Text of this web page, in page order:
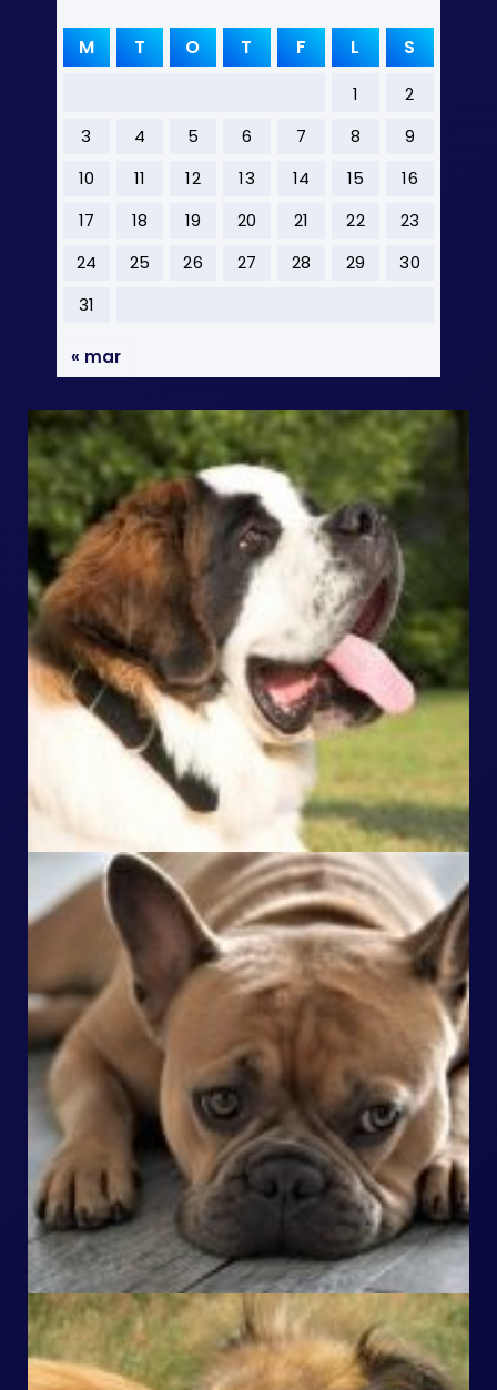
M T O T F L S
1
2
3
4 5 6 7 8
9
10
11 12 13 14 15
16
17
18 19 20 21 22
23
24
25 26 27 28 29
30
31
« mar